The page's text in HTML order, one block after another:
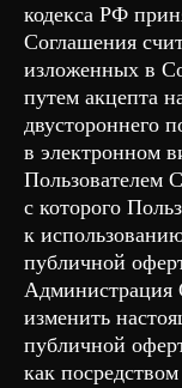
кодекса РФ
Соглашения
изложенных в
путем акцепта
двустороннего
в электронном
Пользователем
с которого
к
публичной
Администрация
изменить
публичной
как